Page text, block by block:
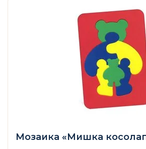
Мозаика «Мишка